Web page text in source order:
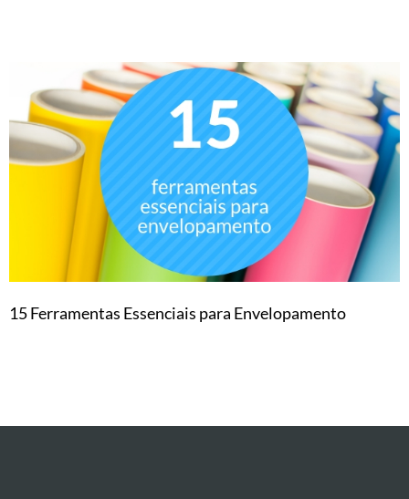
15 Ferramentas Essenciais para Envelopamento